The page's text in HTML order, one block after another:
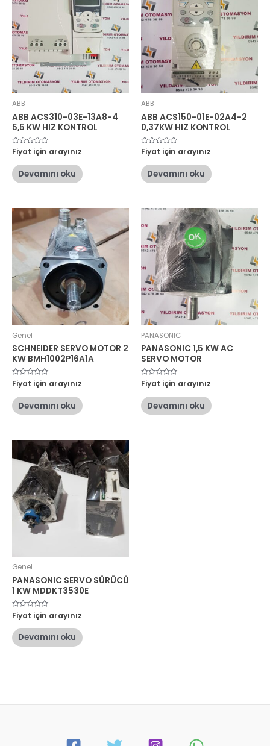
ABB
ABB ACS310-03E-13A8-4
5,5 KW HIZ KONTROL
5
üzerinden
oy
aldı
Fiyat için arayınız
Devamını oku
ABB
ABB ACS150-01E-02A4-2
0,37KW HIZ KONTROL
5
üzerinden
oy
aldı
Fiyat için arayınız
Devamını oku
Genel
SCHNEIDER SERVO MOTOR 2
KW BMH1002P16A1A
5
üzerinden
oy
aldı
Fiyat için arayınız
Devamını oku
PANASONIC
PANASONIC 1,5 KW AC
SERVO MOTOR
5
üzerinden
oy
aldı
Fiyat için arayınız
Devamını oku
Genel
PANASONIC SERVO SÜRÜCÜ
1 KW MDDKT3530E
5
üzerinden
oy
aldı
Fiyat için arayınız
Devamını oku